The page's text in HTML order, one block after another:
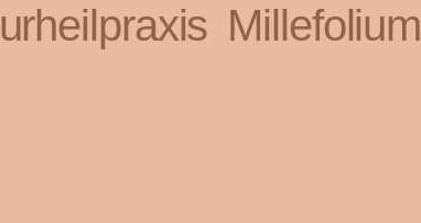
Millefolium